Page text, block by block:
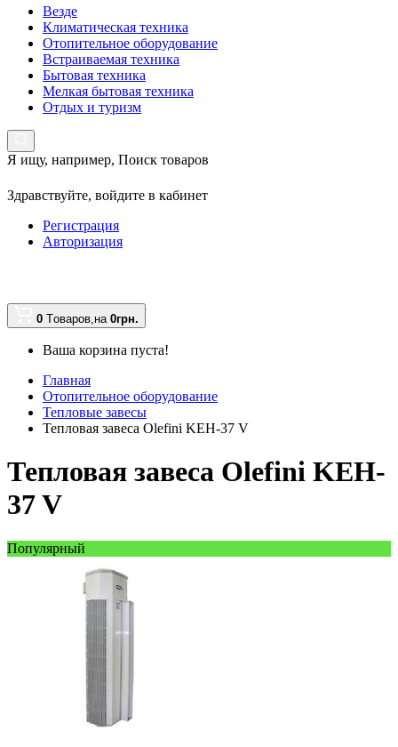
Везде
Климатическая техника
Отопительное оборудование
Встраиваемая техника
Бытовая техника
Мелкая бытовая техника
Отдых и туризм
Я ищу, например, Поиск товаров
Здравствуйте, войдите в кабинет
Регистрация
Авторизация
0 Tоваров,на 0грн.
Ваша корзина пуста!
Главная
Отопительное оборудование
Тепловые завесы
Тепловая завеса Olefini KEH-37 V
Тепловая завеса Olefini KEH-
37 V
Популярный